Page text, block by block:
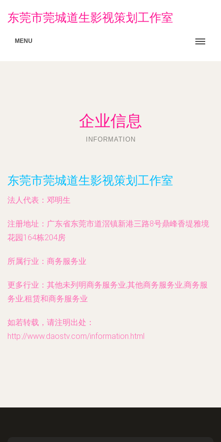
东莞市莞城道生影视策划工作室
MENU
企业信息
INFORMATION
东莞市莞城道生影视策划工作室
法人代表： 邓明生
注册地址： 广东省东莞市道滘镇新港三路8号鼎峰香堤雅境
花园164栋204房
所属行业： 商务服务业
更多行业： 其他未列明商务服务业,其他商务服务业,商务服
务业,租赁和商务服务业
如若转载，请注明出处：
http://www.daostv.com/information.html